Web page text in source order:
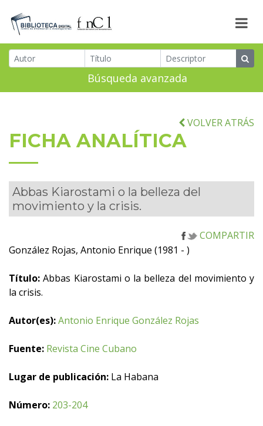
Búsqueda avanzada
VOLVER ATRÁS
FICHA ANALÍTICA
Abbas Kiarostami o la belleza del
movimiento y la crisis.
COMPARTIR
González Rojas, Antonio Enrique (1981 - )
Título: Abbas Kiarostami o la belleza del movimiento y
la crisis.
Autor(es):Antonio Enrique González Rojas
Fuente: Revista Cine Cubano
Lugar de publicación: La Habana
Número: 203-204